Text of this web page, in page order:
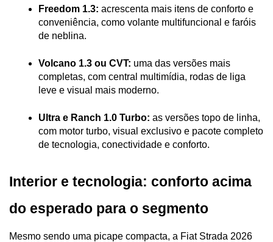
Freedom 1.3: acrescenta mais itens de conforto e
conveniência, como volante multifuncional e faróis
de neblina.
Volcano 1.3 ou CVT: uma das versões mais
completas, com central multimídia, rodas de liga
leve e visual mais moderno.
Ultra e Ranch 1.0 Turbo: as versões topo de linha,
com motor turbo, visual exclusivo e pacote completo
de tecnologia, conectividade e conforto.
Interior e tecnologia: conforto acima
do esperado para o segmento
Mesmo sendo uma picape compacta, a Fiat Strada 2026